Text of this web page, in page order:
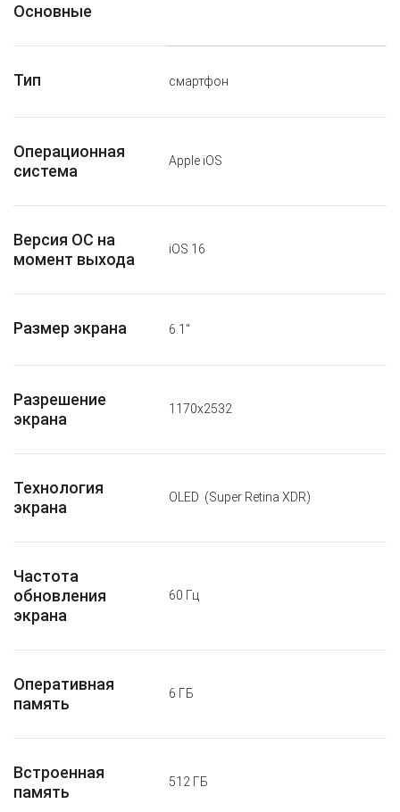
Основные
Тип смартфон
Операционная
система
Apple iOS
Версия ОС на
момент выхода
iOS 16
Размер экрана 6.1"
Разрешение
экрана
1170x2532
Технология
экрана
OLED (Super Retina XDR)
Частота
обновления
экрана
60 Гц
Оперативная
память
6 ГБ
Встроенная
память
512 ГБ